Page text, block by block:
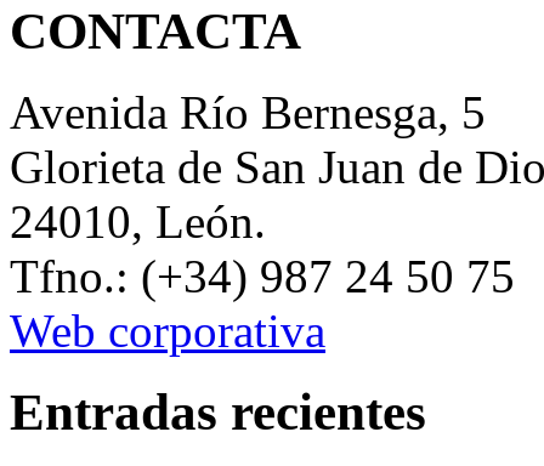
CONTACTA
Avenida Río Bernesga, 5
Glorieta de San Juan de
24010, León.
Tfno.: (+34) 987 24 50 75
Web corporativa
Entradas recientes